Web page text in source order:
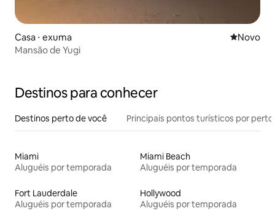
Casa ⋅ exuma Novo
Novo
Mansão de Yugi
Destinos para conhecer
Destinos perto de você Principais pontos turísticos por perto
Miami
Aluguéis por temporada
Miami Beach
Aluguéis por temporada
Fort Lauderdale
Aluguéis por temporada
Hollywood
Aluguéis por temporada